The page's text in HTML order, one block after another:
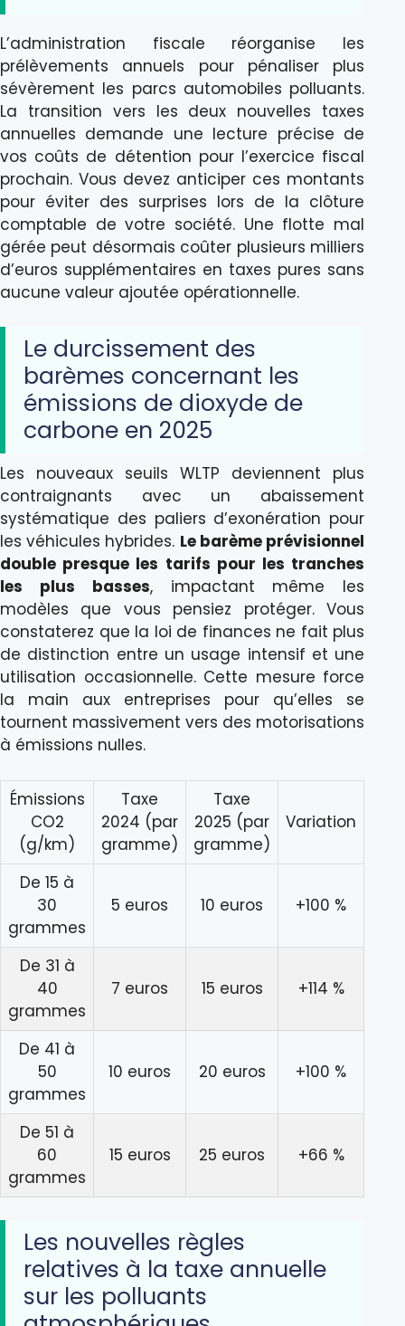
L’administration fiscale réorganise les
prélèvements annuels pour pénaliser plus
sévèrement les parcs automobiles polluants.
La transition vers les deux nouvelles taxes
annuelles demande une lecture précise de
vos coûts de détention pour l’exercice fiscal
prochain. Vous devez anticiper ces montants
pour éviter des surprises lors de la clôture
comptable de votre société. Une flotte mal
gérée peut désormais coûter plusieurs milliers
d’euros supplémentaires en taxes pures sans
aucune valeur ajoutée opérationnelle.
Le durcissement des
barèmes concernant les
émissions de dioxyde de
carbone en 2025
Les nouveaux seuils WLTP deviennent plus
contraignants avec un abaissement
systématique des paliers d’exonération pour
les véhicules hybrides. Le barème prévisionnel
double presque les tarifs pour les tranches
les plus basses, impactant même les
modèles que vous pensiez protéger. Vous
constaterez que la loi de finances ne fait plus
de distinction entre un usage intensif et une
utilisation occasionnelle. Cette mesure force
la main aux entreprises pour qu’elles se
tournent massivement vers des motorisations
à émissions nulles.
Émissions
CO2
(g/km)
Taxe
2024 (par
gramme)
Taxe
2025 (par
gramme)
Variation
De 15 à
30
grammes
5 euros 10 euros +100 %
De 31 à
40
grammes
7 euros 15 euros +114 %
De 41 à
50
grammes
10 euros 20 euros +100 %
De 51 à
60
grammes
15 euros 25 euros +66 %
Les nouvelles règles
relatives à la taxe annuelle
sur les polluants